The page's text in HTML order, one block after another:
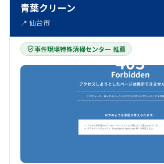
青葉クリーン
📍 仙台市
事件現場特殊清掃センター 推薦